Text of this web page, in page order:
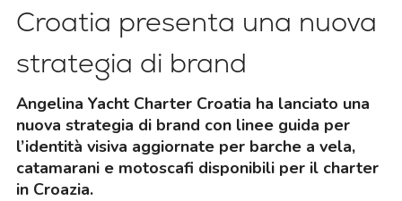
Croatia presenta una nuova
strategia di brand
Angelina Yacht Charter Croatia ha lanciato una
nuova strategia di brand con linee guida per
l’identità visiva aggiornate per barche a vela,
catamarani e motoscafi disponibili per il charter
in Croazia.